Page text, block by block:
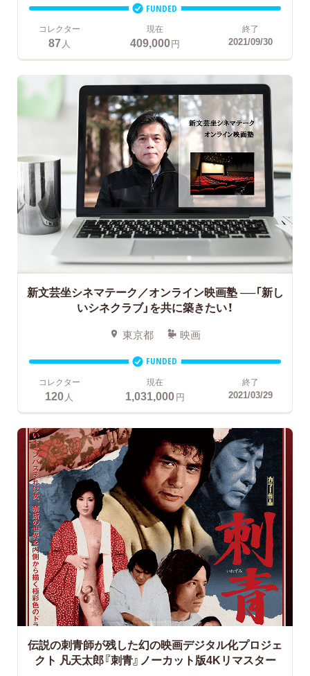
FUNDED
コレクター
87人
現在
409,000円
終了
2021/09/30
新文芸坐シネマテーク／オンライン映画塾──「新し
いシネクラブ」を共に築きたい！
東京都 映画
FUNDED
コレクター
120人
現在
1,031,000円
終了
2021/03/29
伝説の刺青師が残した幻の映画デジタル化プロジェ
クト 凡天太郎『刺青』ノーカット版4Kリマスター